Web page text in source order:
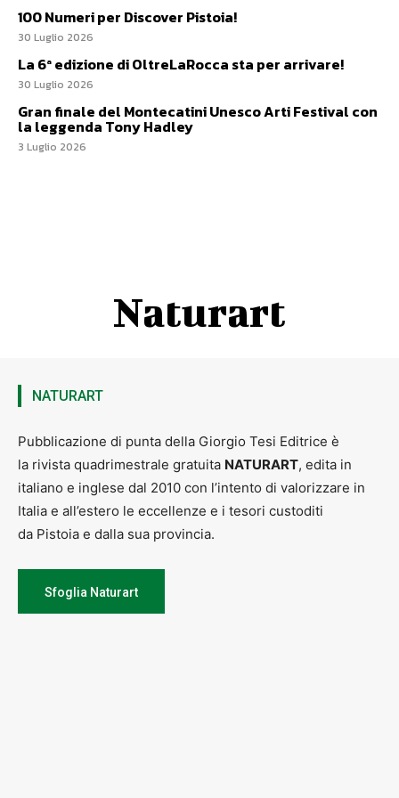
100 Numeri per Discover Pistoia!
30 Luglio 2026
La 6ª edizione di OltreLaRocca sta per arrivare!
30 Luglio 2026
Gran finale del Montecatini Unesco Arti Festival con
la leggenda Tony Hadley
3 Luglio 2026
Naturart
NATURART
Pubblicazione di punta della Giorgio Tesi Editrice è
la rivista quadrimestrale gratuita NATURART, edita in
italiano e inglese dal 2010 con l’intento di valorizzare in
Italia e all’estero le eccellenze e i tesori custoditi
da Pistoia e dalla sua provincia.
Sfoglia Naturart